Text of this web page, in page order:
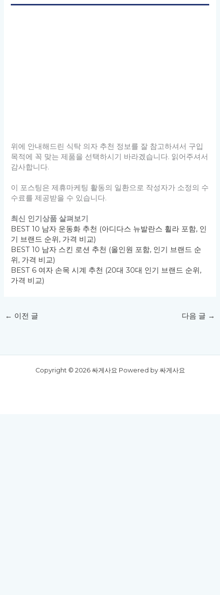
위에 안내해드린 식탁 의자 추천 정보를 잘 참고하셔서 구입
목적에 꼭 맞는 제품을 선택하시기 바라겠습니다. 읽어주셔서
감사합니다.
이 포스팅은 제휴마케팅 활동의 일환으로 작성자가 소정의 수
수료를 제공받을 수 있습니다.
최신 인기상품 살펴보기
BEST 10 남자 운동화 추천 (아디다스 뉴발란스 휠라 포함, 인
기 브랜드 순위, 가격 비교)
BEST 10 남자 스킨 로션 추천 (올인원 포함, 인기 브랜드 순
위, 가격 비교)
BEST 6 여자 손목 시계 추천 (20대 30대 인기 브랜드 순위,
가격 비교)
← 이전 글 다음 글 →
Copyright © 2026 싸게사요 Powered by 싸게사요